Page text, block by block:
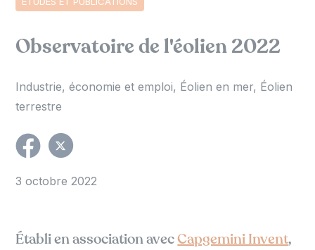
Observatoire de l'éolien 2022
Industrie, économie et emploi Éolien en mer Éolien
terrestre
3 octobre 2022
Établi en association avecCapgemini Invent,